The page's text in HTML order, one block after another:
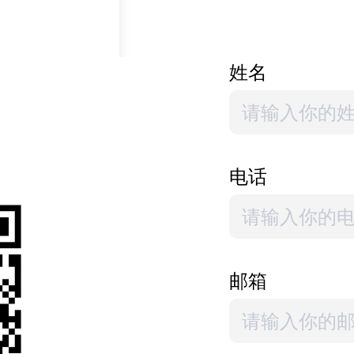
与各国，特别
文化交流与合
省、陕西省、
出的合作进展
还参观了多处
富老中友好关
姓名
电话
邮箱